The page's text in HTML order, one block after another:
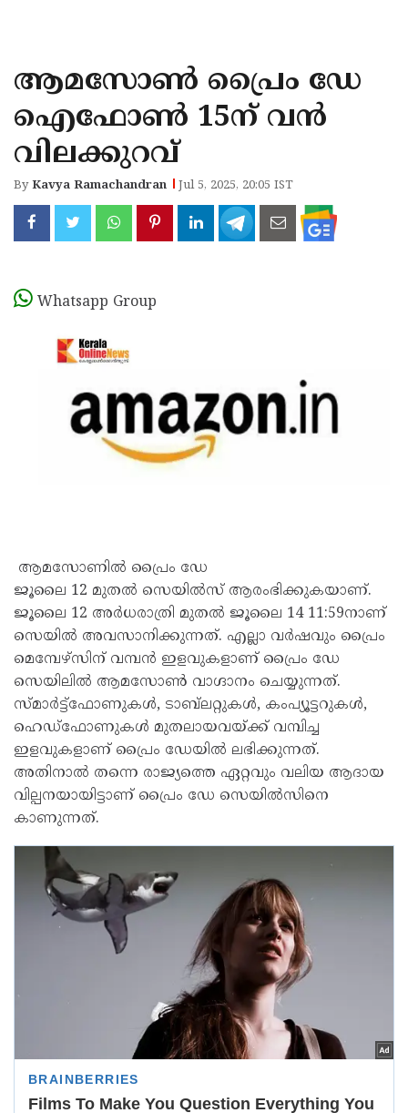
KANNUR
KASARAGOD
ആമസോൺ പ്രൈം ഡേ
ഐഫോൺ 15ന് വൻ
വിലക്കുറവ്
ByKavya Ramachandran Jul 5, 2025, 20:05 IST
Whatsapp Group
ആമസോണിൽ പ്രൈം ഡേ
ജൂലൈ 12 മുതൽ സെയിൽസ് ആരംഭിക്കുകയാണ്.
ജൂലൈ 12 അർധരാത്രി മുതൽ ജൂലൈ 14 11:59നാണ്
സെയിൽ അവസാനിക്കുന്നത്. എല്ലാ വർഷവും പ്രൈം
മെമ്പേഴ്സിന് വമ്പൻ ഇളവുകളാണ് പ്രൈം ഡേ
സെയിലിൽ ആമസോൺ വാ​ഗ്ദാനം ചെയ്യുന്നത്.
സ്മാർട്ട്‌ഫോണുകൾ, ടാബ്‌ലറ്റുകൾ, കംപ്യൂട്ടറുകൾ,
ഹെഡ്‌ഫോണുകൾ മുതലായവയ്ക്ക് വമ്പിച്ച
ഇളവുകളാണ് പ്രൈം ഡേയിൽ ലഭിക്കുന്നത്.
അതിനാൽ തന്നെ രാജ്യത്തെ ഏറ്റവും വലിയ ആദായ
വില്പനയായിട്ടാണ് പ്രൈം ഡേ സെയിൽസിനെ
കാണുന്നത്.